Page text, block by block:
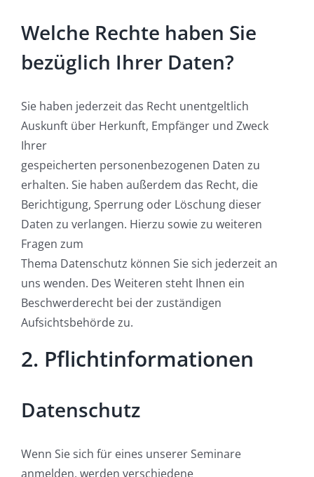
Welche Rechte haben Sie
bezüglich Ihrer Daten?
Sie haben jederzeit das Recht unentgeltlich
Auskunft über Herkunft, Empfänger und Zweck
Ihrer
gespeicherten personenbezogenen Daten zu
erhalten. Sie haben außerdem das Recht, die
Berichtigung, Sperrung oder Löschung dieser
Daten zu verlangen. Hierzu sowie zu weiteren
Fragen zum
Thema Datenschutz können Sie sich jederzeit an
uns wenden. Des Weiteren steht Ihnen ein
Beschwerderecht bei der zuständigen
Aufsichtsbehörde zu.
2. Pflichtinformationen
Datenschutz
Wenn Sie sich für eines unserer Seminare
anmelden, werden verschiedene